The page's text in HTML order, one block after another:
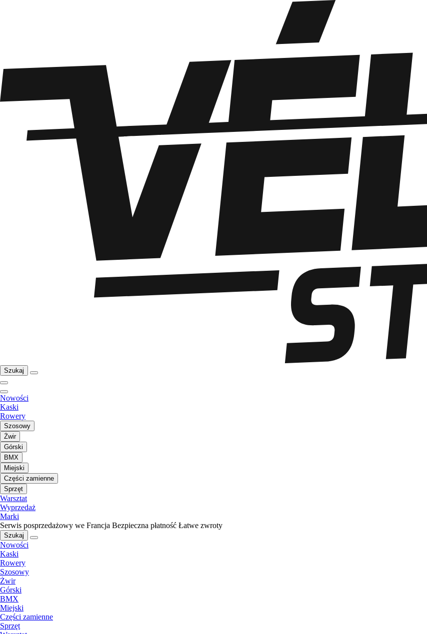
Szukaj
Nowości
Kaski
Rowery
Szosowy
Żwir
Górski
BMX
Miejski
Części zamienne
Sprzęt
Warsztat
Wyprzedaż
Marki
Serwis posprzedażowy we Francja Bezpieczna płatność Łatwe zwroty
Szukaj
Nowości
Kaski
Rowery
Szosowy
Żwir
Górski
BMX
Miejski
Części zamienne
Sprzęt